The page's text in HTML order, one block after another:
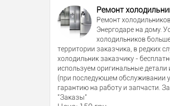
Ремонт
Ремонт
Энергодаре на дому.
холодильников
территории заказчика, в редких
холодильник заказчику -
используем оригинальные
(при последующем обслуживании
гарантию на работу и запчасти.
"Заказы"